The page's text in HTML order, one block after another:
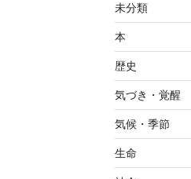
未分類
本
歴史
気づき・覚醒
気候・季節
生命